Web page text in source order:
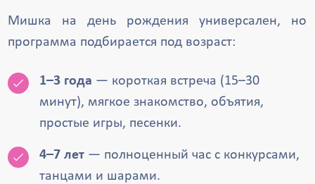
Мишка на день рождения универсален, но
программа подбирается под возраст:
1–3 года — короткая встреча (15–30
минут), мягкое знакомство, объятия,
простые игры, песенки.
4–7 лет — полноценный час с конкурсами,
танцами и шарами.